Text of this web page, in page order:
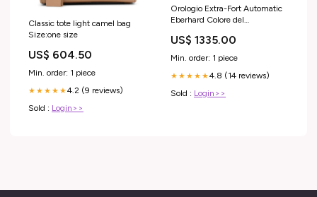
Classic tote light camel bag
Size:one size
US$ 604.50
Min. order: 1 piece
★★★★★4.2 (9 reviews)
Sold : Login>>
Orologio Extra-Fort Automatic
Eberhard Colore del
US$ 1335.00
Min. order: 1 piece
★★★★★4.8 (14 reviews)
Sold : Login>>